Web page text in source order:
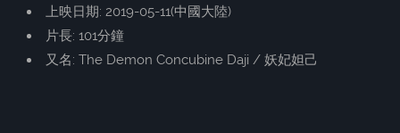
上映日期: 2019-05-11(中國大陸)
片長: 101分鐘
又名: The Demon Concubine Daji / 妖妃妲己